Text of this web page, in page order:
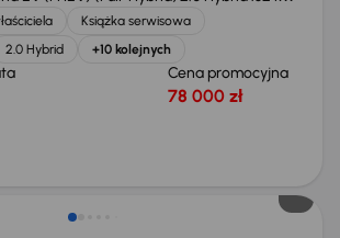
Książka serwisowa
2.0 Hybrid +10 kolejnych
Cena promocyjna
78 000 zł